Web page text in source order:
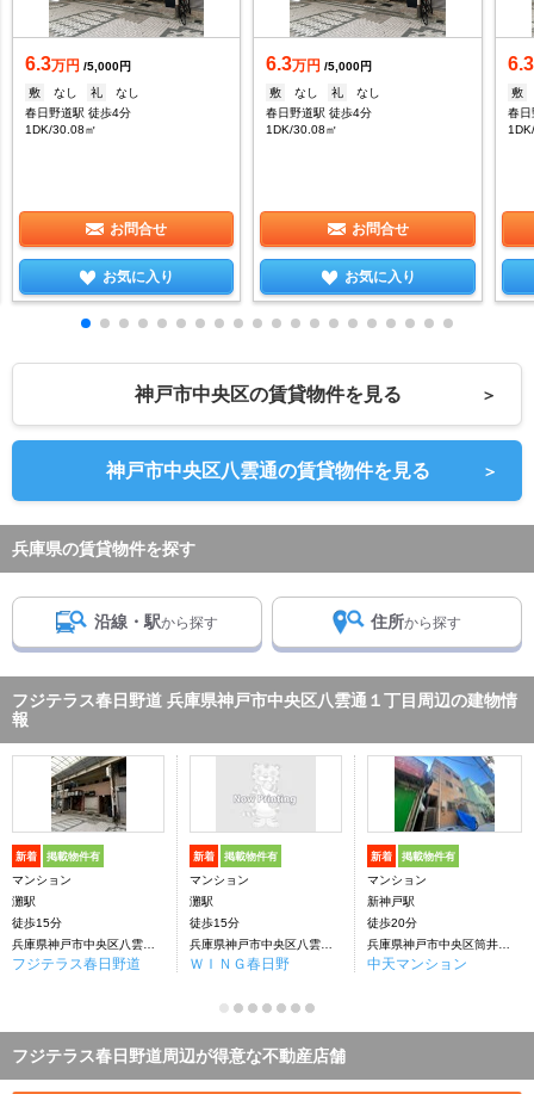
6.3万円 /5,000円
敷
なし 礼
なし
春日野道駅 徒歩4分
1DK/30.08㎡
お問合せ
お気に入り
6.3万円 /5,000円
敷
なし 礼
なし
春日野道駅 徒歩4分
1DK/30.08㎡
お問合せ
お気に入り
6.3
敷
春日
神戸市中央区の賃貸物件を見る ＞
神戸市中央区八雲通の賃貸物件を見る ＞
兵庫県の賃貸物件を探す
沿線・駅から探す 住所から探す
フジテラス春日野道 兵庫県神戸市中央区八雲通１丁目周辺の建物情
報
新着 掲載物件有
マンション
灘駅
徒歩15分
フジテラス春日野道
新着 掲載物件有
マンション
灘駅
徒歩15分
ＷＩＮＧ春日野
新着 掲載物件有
マンション
新神戸駅
徒歩20分
中天マンション
フジテラス春日野道周辺が得意な不動産店舗